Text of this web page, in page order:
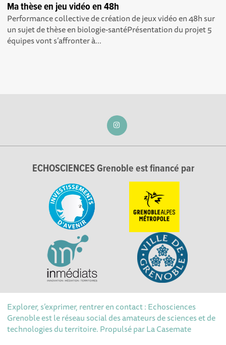
Ma thèse en jeu vidéo en 48h
Performance collective de création de jeux vidéo en 48h sur
un sujet de thèse en biologie-santéPrésentation du projet 5
équipes vont s’affronter à...
ECHOSCIENCES Grenoble est financé par
Explorer, s’exprimer, rentrer en contact : Echosciences
Grenoble est le réseau social des amateurs de sciences et de
technologies du territoire. Propulsé parLa Casemate